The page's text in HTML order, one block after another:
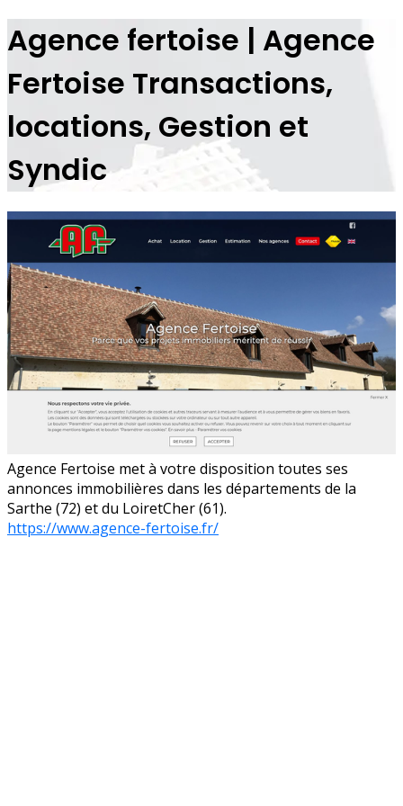
Agence fertoise | Agence
Fertoise Tran­sactions,
locations, Gestion et
Syndic
Agence Fertoise met à votre disposition toutes ses
annonces immobilières dans les départements de la
Sarthe (72) et du LoiretCher (61).
https://www.agence-fertoise.fr/